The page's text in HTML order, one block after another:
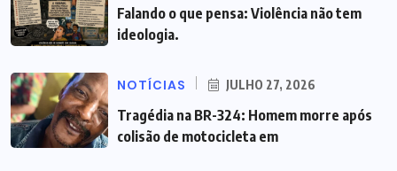
Falando o que pensa: Violência não tem
ideologia.
NOTÍCIAS JULHO 27, 2026
Tragédia na BR-324: Homem morre após
colisão de motocicleta em